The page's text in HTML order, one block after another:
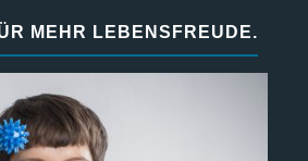
MEHR LEBENSFREUDE.